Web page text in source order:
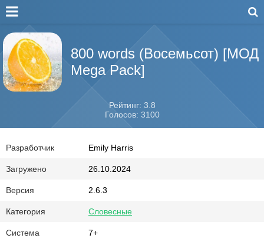
800 words (Восемьсот) [МОД
Mega Pack]
Рейтинг: 3.8
Голосов: 3100
Разработчик Emily Harris
Загружено 26.10.2024
Версия 2.6.3
Категория Словесные
Система 7+